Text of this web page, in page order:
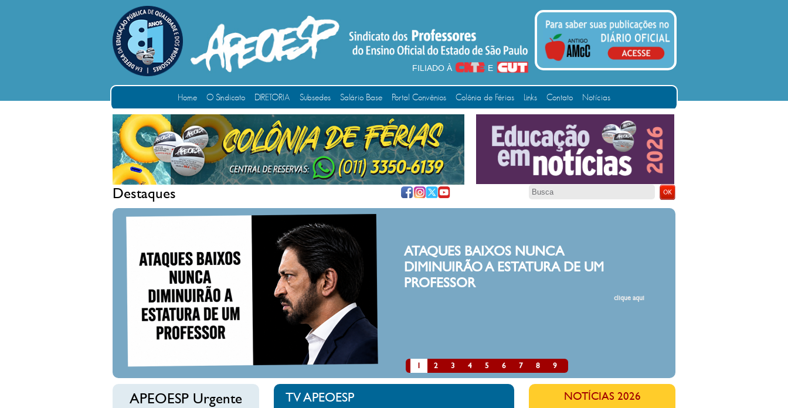
FILIADO À E
Home O Sindicato DIRETORIA Subsedes Salário Base Portal Convênios Colônia de Férias Links Contato Notícias
Destaques
1 2 3 4 5 6 7 8 9
ATAQUES BAIXOS NUNCA
DIMINUIRÃO A ESTATURA DE UM
PROFESSOR
clique aqui
APEOESP Urgente TV APEOESP NOTÍCIAS 2026